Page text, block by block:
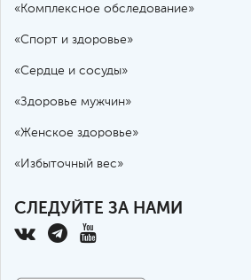
«Комплексное обследование»
«Спорт и здоровье»
«Сердце и сосуды»
«Здоровье мужчин»
«Женское здоровье»
«Избыточный вес»
СЛЕДУЙТЕ ЗА НАМИ